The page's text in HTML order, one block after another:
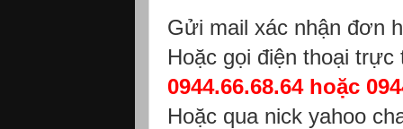
Gửi mail xác nhận đơn
Hoặc gọi điện thoại
0944.66.68.64 hoặc
Hoặc qua nick yahoo